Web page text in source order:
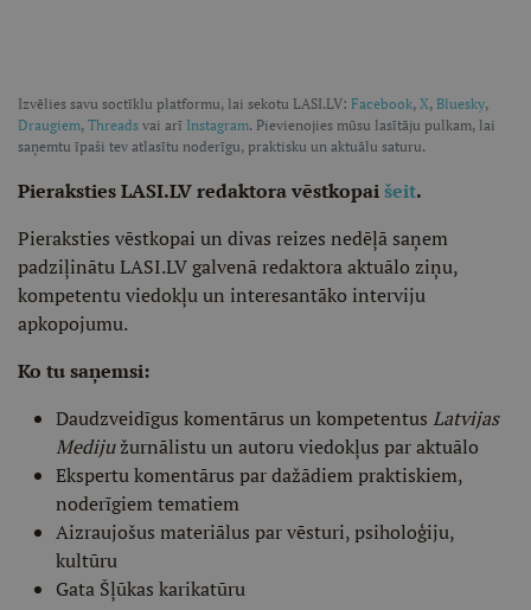
Izvēlies savu soctīklu platformu, lai sekotu LASI.LV: Facebook, X, Bluesky,
Draugiem, Threads vai arī Instagram. Pievienojies mūsu lasītāju pulkam, lai
saņemtu īpaši tev atlasītu noderīgu, praktisku un aktuālu saturu.
Pieraksties LASI.LV redaktora vēstkopaišeit.
Pieraksties vēstkopai un divas reizes nedēļā saņem
padziļinātu LASI.LV galvenā redaktora aktuālo ziņu,
kompetentu viedokļu un interesantāko interviju
apkopojumu.
Ko tu saņemsi:
Daudzveidīgus komentārus un kompetentus Latvijas
Medijužurnālistu un autoru viedokļus par aktuālo
Ekspertu komentārus par dažādiem praktiskiem,
noderīgiem tematiem
Aizraujošus materiālus par vēsturi, psiholoģiju,
kultūru
Gata Šļūkas karikatūru